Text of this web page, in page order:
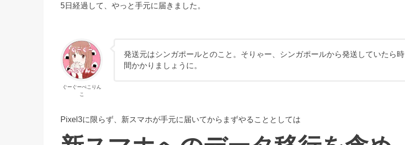
5日経過して、やっと手元に届きました。
ぐーぐーぺこりん
こ
発送元はシンガポールとのこと。そりゃー、シンガポールから発送していたら時
間かかりましょうに。
Pixel3に限らず、新スマホが手元に届いてからまずやることとしては